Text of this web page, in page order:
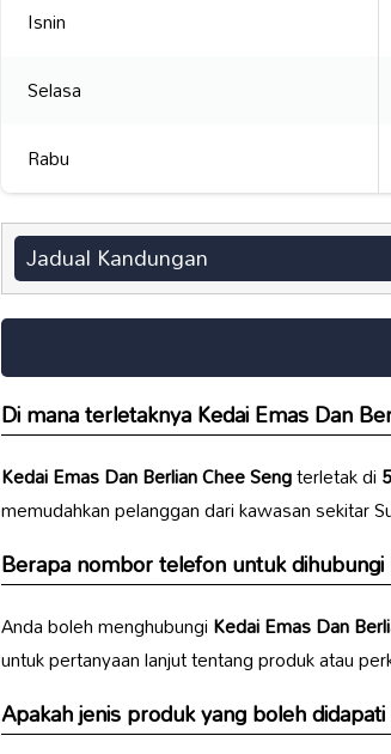
Isnin
Selasa
Rabu
Jadual Kandungan
Di mana terletaknyaKedai Emas Dan
Kedai Emas Dan Berlian Chee Sengterletak di
memudahkan pelanggan dari kawasan sekitar
Berapa nombor telefon untuk dihubungi
Anda boleh menghubungiKedai Emas Dan
untuk pertanyaan lanjut tentang produk atau
Apakah jenis produk yang boleh